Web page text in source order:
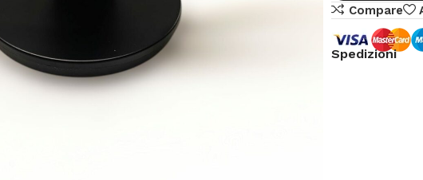
Compare
Spedizioni